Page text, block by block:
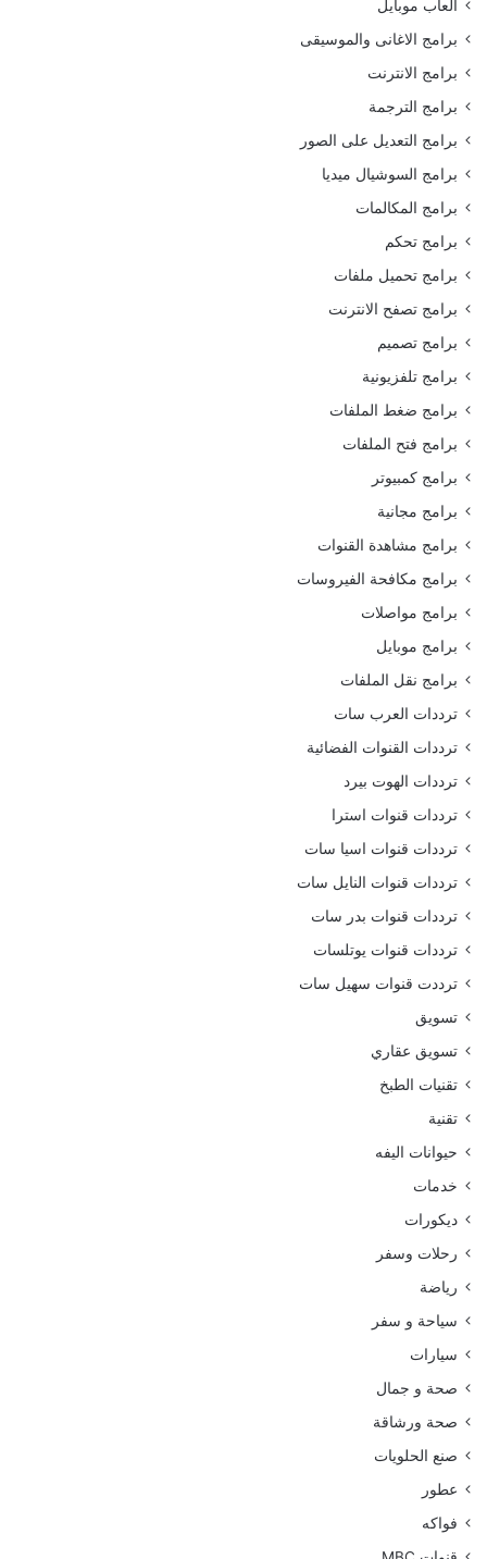
العاب موبايل
برامج الاغانى والموسيقى
برامج الانترنت
برامج الترجمة
برامج التعديل على الصور
برامج السوشيال ميديا
برامج المكالمات
برامج تحكم
برامج تحميل ملفات
برامج تصفح الانترنت
برامج تصميم
برامج تلفزيونية
برامج ضغط الملفات
برامج فتح الملفات
برامج كمبيوتر
برامج مجانية
برامج مشاهدة القنوات
برامج مكافحة الفيروسات
برامج مواصلات
برامج موبايل
برامج نقل الملفات
ترددات العرب سات
ترددات القنوات الفضائية
ترددات الهوت بيرد
ترددات قنوات استرا
ترددات قنوات اسيا سات
ترددات قنوات النايل سات
ترددات قنوات بدر سات
ترددات قنوات يوتلسات
ترددت قنوات سهيل سات
تسويق
تسويق عقاري
تقنيات الطبخ
تقنية
حيوانات اليفه
خدمات
ديكورات
رحلات وسفر
رياضة
سياحة و سفر
سيارات
صحة و جمال
صحة ورشاقة
صنع الحلويات
عطور
فواكه